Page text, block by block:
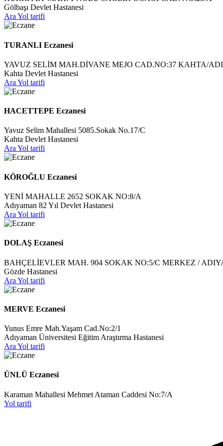
Gölbaşı Devlet Hastanesi
Ara Yol tarifi
TURANLI Eczanesi
YAVUZ SELİM MAH.DİVANE MEJO CAD.NO:37 KAHTA/
Kahta Devlet Hastanesi
Ara Yol tarifi
HACETTEPE Eczanesi
Yavuz Selim Mahallesi 5085.Sokak No.17/C
Kahta Devlet Hastanesi
AraYol tarifi
KÖROĞLU Eczanesi
YENİ MAHALLE 2652 SOKAK NO:8/A
Adıyaman 82 Yıl Devlet Hastanesi
Ara Yol tarifi
DOLAŞ Eczanesi
BAHÇELİEVLER MAH. 904 SOKAK NO:5/C MERKEZ /
Gözde Hastanesi
Ara Yol tarifi
MERVE Eczanesi
Yunus Emre Mah.Yaşam Cad.No:2/1
Adıyaman Üniversitesi Eğitim Araştırma Hastanesi
Ara Yol tarifi
ÜNLÜ Eczanesi
Karaman Mahallesi Mehmet Ataman Caddesi No:7/A
Yol tarifi